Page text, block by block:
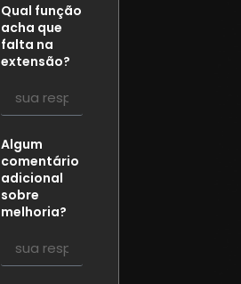
Qual função
acha que
falta na
extensão?
Algum
comentário
adicional
sobre
melhoria?